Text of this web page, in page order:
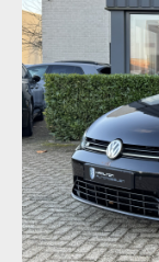
Contact
Direct contact
Adres
Industrieweg 8
5627 BS
Brandstof
Elektrisch 1
Hybride